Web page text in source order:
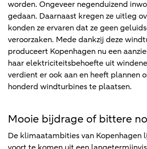
worden. Ongeveer negenduizend
gedaan. Daarnaast kregen ze uitleg
konden ze ervaren dat ze geen
veroorzaken. Mede dankzij deze
produceert Kopenhagen nu een
haar elektriciteitsbehoefte uit
verdient er ook aan en heeft plannen
honderd windturbines te plaatsen.
Mooie bijdrage of bittere
De klimaatambities van Kopenhagen